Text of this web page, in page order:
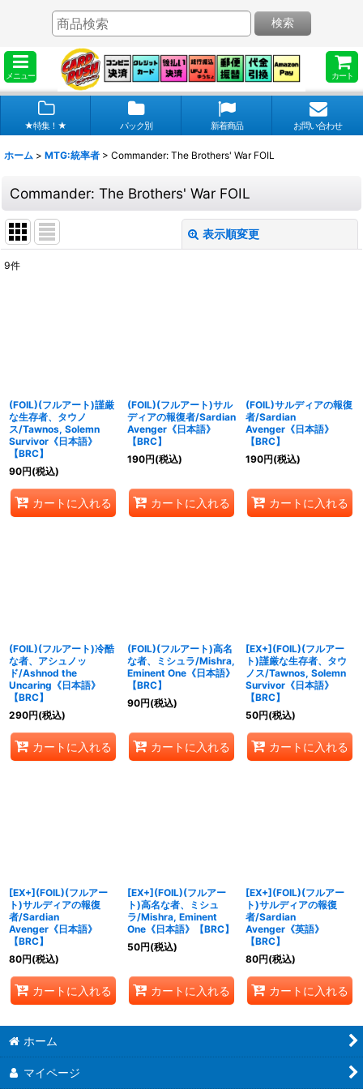
メニュー カート
検索
★特集！★ パック別 新着商品 お問い合わせ
ホーム > MTG:統率者 > Commander: The Brothers' War FOIL
Commander: The Brothers' War FOIL
表示順変更
絞り込む
9件
(FOIL)(フルアート)謹厳
な生存者、タウノ
ス/Tawnos, Solemn
Survivor《日本語》
【BRC】
90円(税込)
カートに入れる
(FOIL)(フルアート)サル
ディアの報復者/Sardian
Avenger《日本語》
【BRC】
190円(税込)
カートに入れる
(FOIL)サルディアの報復
者/Sardian
Avenger《日本語》
【BRC】
190円(税込)
カートに入れる
(FOIL)(フルアート)冷酷
な者、アシュノッ
ド/Ashnod the
Uncaring《日本語》
【BRC】
290円(税込)
カートに入れる
(FOIL)(フルアート)高名
な者、ミシュラ/Mishra,
Eminent One《日本語》
【BRC】
90円(税込)
カートに入れる
[EX+](FOIL)(フルアー
ト)謹厳な生存者、タウ
ノス/Tawnos, Solemn
Survivor《日本語》
【BRC】
50円(税込)
カートに入れる
[EX+](FOIL)(フルアー
ト)サルディアの報復
者/Sardian
Avenger《日本語》
【BRC】
80円(税込)
カートに入れる
[EX+](FOIL)(フルアー
ト)高名な者、ミシュ
ラ/Mishra, Eminent
One《日本語》【BRC】
50円(税込)
カートに入れる
[EX+](FOIL)(フルアー
ト)サルディアの報復
者/Sardian
Avenger《英語》
【BRC】
80円(税込)
カートに入れる
ホーム
マイページ